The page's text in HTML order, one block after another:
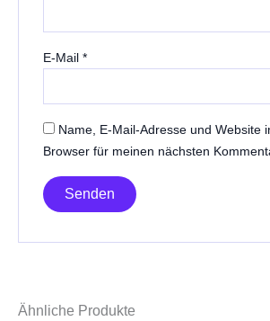
E-Mail *
Name, E-Mail-Adresse und Website
Browser für meinen nächsten
Ähnliche Produkte